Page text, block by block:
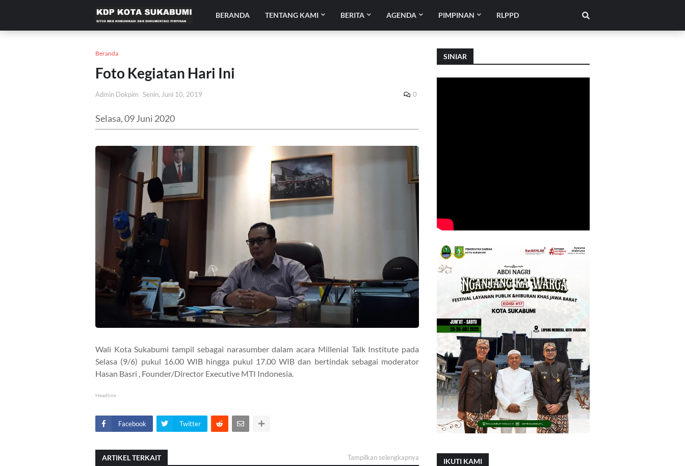
BERANDA TENTANG KAMI BERITA AGENDA PIMPINAN RLPPD
Beranda
Foto Kegiatan Hari Ini
Admin Dokpim Senin, Juni 10, 2019 0
Selasa, 09 Juni 2020
Wali Kota Sukabumi tampil sebagai narasumber dalam acara Millenial Talk Institute pada
Selasa (9/6) pukul 16.00 WIB hingga pukul 17.00 WIB dan bertindak sebagai moderator
Hasan Basri , Founder/Director Executive MTI Indonesia.
Headline
Facebook Twitter
ARTIKEL TERKAIT Tampilkan selengkapnya
SINIAR
IKUTI KAMI